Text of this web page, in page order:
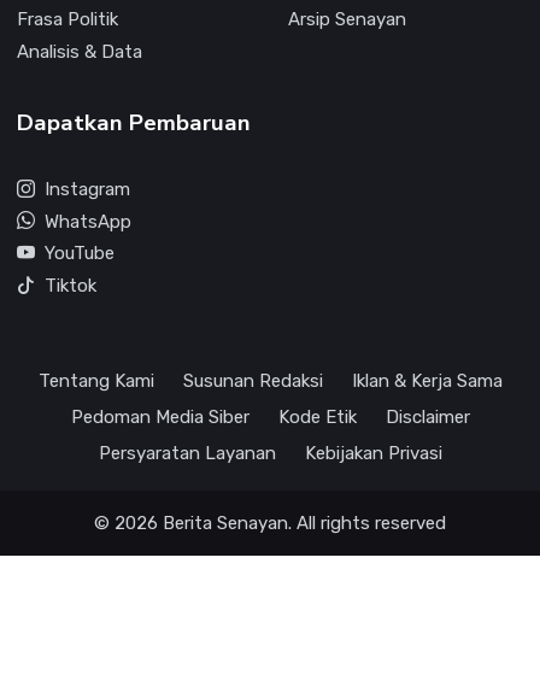
Frasa Politik
Arsip Senayan
Analisis & Data
Dapatkan Pembaruan
Instagram
WhatsApp
YouTube
Tiktok
Tentang Kami Susunan Redaksi
Iklan & Kerja Sama
Pedoman Media Siber
Kode Etik
Disclaimer
Persyaratan Layanan
Kebijakan Privasi
© 2026 Berita Senayan. All rights reserved